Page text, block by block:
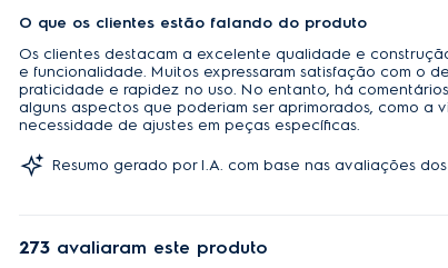
O que os clientes estão falando do produto
Os clientes destacam a excelente qualidade e
e funcionalidade. Muitos expressaram satisfação com o
praticidade e rapidez no uso. No entanto, há
alguns aspectos que poderiam ser aprimorados, como a
necessidade de ajustes em peças específicas.
Resumo gerado por I.A. com base nas avaliações
273 avaliaram este produto